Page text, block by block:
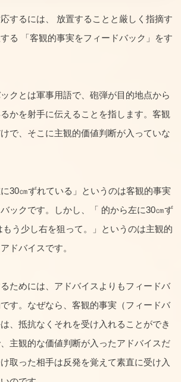
するには、 放置することと厳しく指摘す
る 「客観的事実をフィードバック」をす
クとは軍事用語で、砲弾が目的地点から
かを射手に伝えることを指します。客観
で、そこに主観的価値判断が入っていな
30㎝ずれている」というのは客観的事実
ックです。しかし、「 的から左に30㎝ず
う少し右を狙って。」というのは主観的
ドバイスです。
ためには、アドバイスよりもフィードバ
す。なぜなら、客観的事実（フィードバ
、抵抗なくそれを受け入れることができ
主観的な価値判断が入ったアドバイスだ
取った相手は反発を覚えて素直に受け入